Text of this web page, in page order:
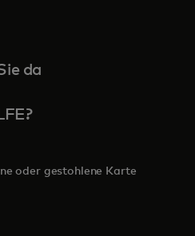
da
oder gestohlene Karte